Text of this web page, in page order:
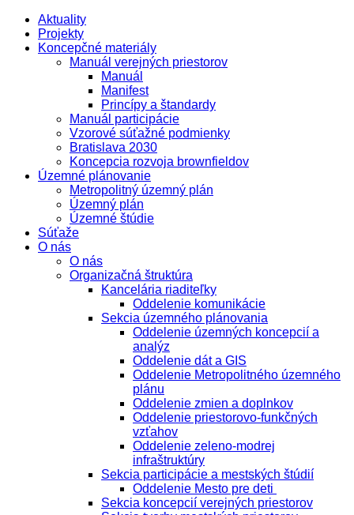
Aktuality
Projekty
Koncepčné materiály
Manuál verejných priestorov
Manuál
Manifest
Princípy a štandardy
Manuál participácie
Vzorové súťažné podmienky
Bratislava 2030
Koncepcia rozvoja brownfieldov
Územné plánovanie
Metropolitný územný plán
Územný plán
Územné štúdie
Súťaže
O nás
O nás
Organizačná štruktúra
Kancelária riaditeľky
Oddelenie komunikácie
Sekcia územného plánovania
Oddelenie územných koncepcií a
analýz
Oddelenie dát a GIS
Oddelenie Metropolitného územného
plánu
Oddelenie zmien a doplnkov
Oddelenie priestorovo-funkčných
vzťahov
Oddelenie zeleno-modrej
infraštruktúry
Sekcia participácie a mestských štúdií
Oddelenie Mesto pre deti
Sekcia koncepcií verejných priestorov